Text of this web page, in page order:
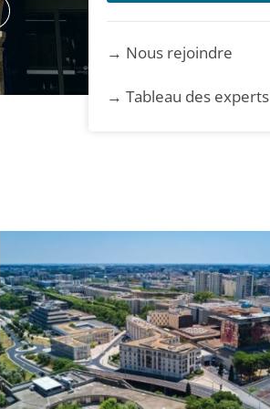
→ Nous rejoindre
→ Tableau des experts